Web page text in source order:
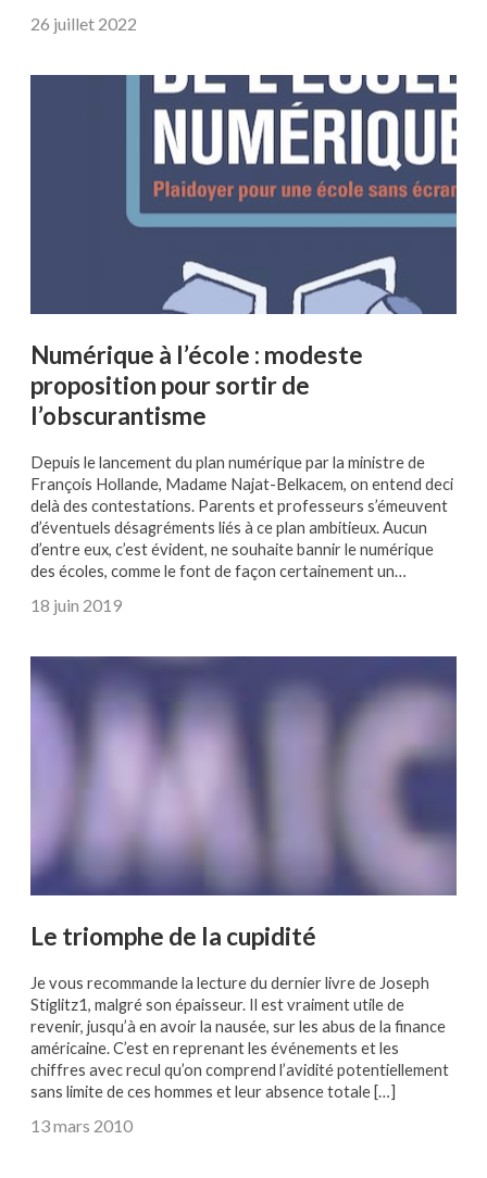
26 juillet 2022
Numérique à l’école : modeste
proposition pour sortir de
l’obscurantisme
Depuis le lancement du plan numérique par la ministre de
François Hollande, Madame Najat-Belkacem, on entend deci
delà des contestations. Parents et professeurs s’émeuvent
d’éventuels désagréments liés à ce plan ambitieux. Aucun
d’entre eux, c’est évident, ne souhaite bannir le numérique
des écoles, comme le font de façon certainement un…
18 juin 2019
Le triomphe de la cupidité
Je vous recommande la lecture du dernier livre de Joseph
Stiglitz1, malgré son épaisseur. Il est vraiment utile de
revenir, jusqu’à en avoir la nausée, sur les abus de la finance
américaine. C’est en reprenant les événements et les
chiffres avec recul qu’on comprend l’avidité potentiellement
sans limite de ces hommes et leur absence totale […]
13 mars 2010